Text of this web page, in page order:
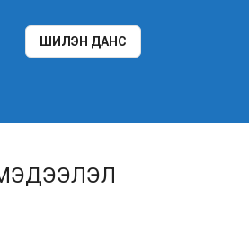
ШИЛЭН ДАНС